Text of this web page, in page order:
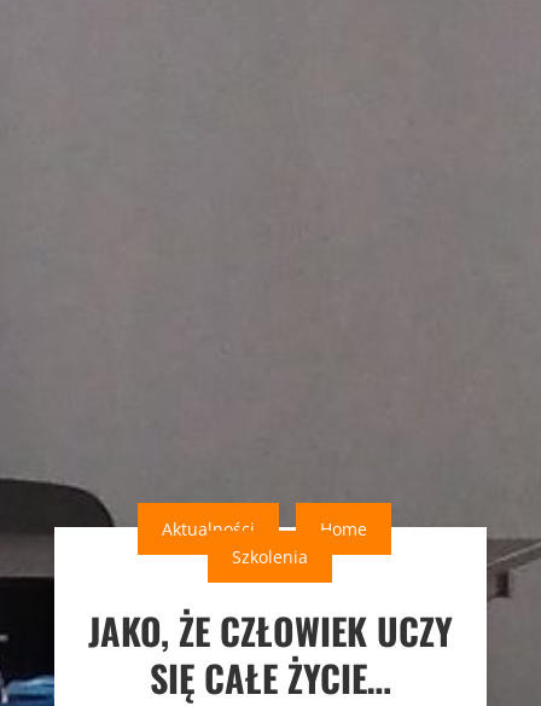
Aktualności
Home
Szkolenia
JAKO, ŻE CZŁOWIEK UCZY
SIĘ CAŁE ŻYCIE…